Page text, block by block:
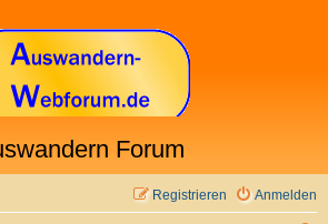
Forum
Anmelden
Registrieren